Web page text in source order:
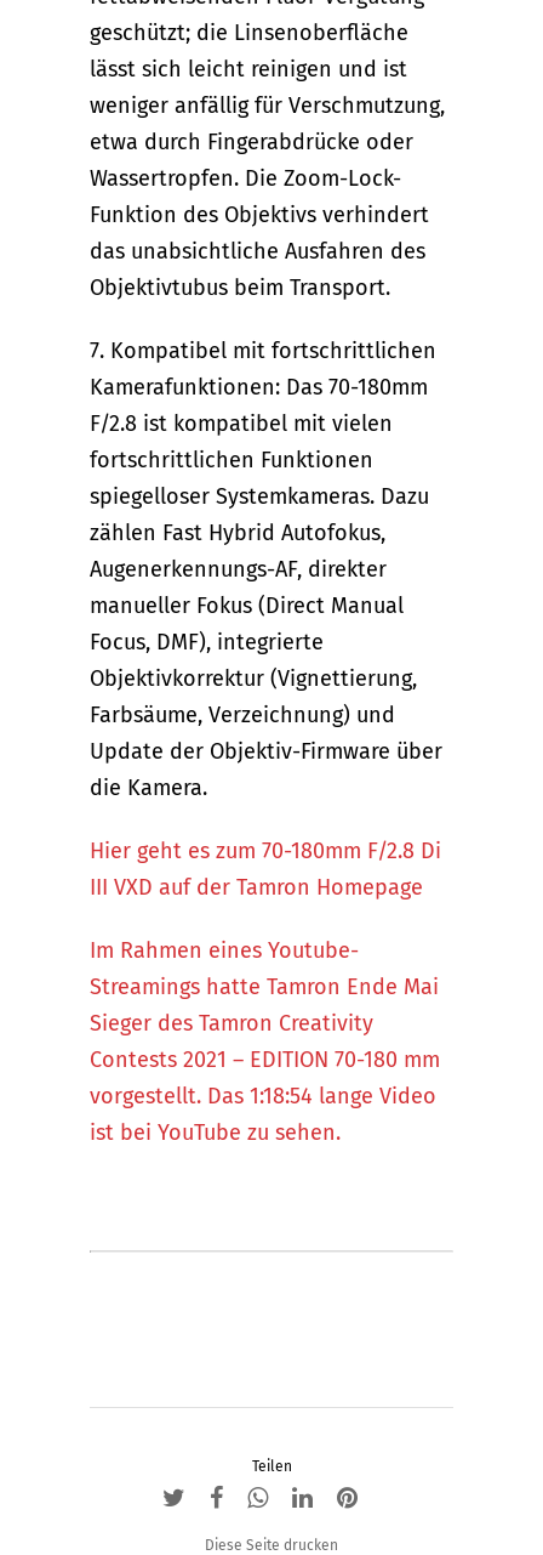
geschützt; die Linsenoberfläche
lässt sich leicht reinigen und ist
weniger anfällig für Verschmutzung,
etwa durch Fingerabdrücke oder
Wassertropfen. Die Zoom-Lock-
Funktion des Objektivs verhindert
das unabsichtliche Ausfahren des
Objektivtubus beim Transport.
7. Kompatibel mit fortschrittlichen
Kamerafunktionen: Das 70-180mm
F/2.8 ist kompatibel mit vielen
fortschrittlichen Funktionen
spiegelloser Systemkameras. Dazu
zählen Fast Hybrid Autofokus,
Augenerkennungs-AF, direkter
manueller Fokus (Direct Manual
Focus, DMF), integrierte
Objektivkorrektur (Vignettierung,
Farbsäume, Verzeichnung) und
Update der Objektiv-Firmware über
die Kamera.
Hier geht es zum 70-180mm F/2.8 Di
III VXD auf der Tamron Homepage
Im Rahmen eines Youtube-
Streamings hatte Tamron Ende Mai
Sieger des Tamron Creativity
Contests 2021 – EDITION 70-180 mm
vorgestellt. Das 1:18:54 lange Video
ist bei YouTube zu sehen.
Teilen
Diese Seite drucken